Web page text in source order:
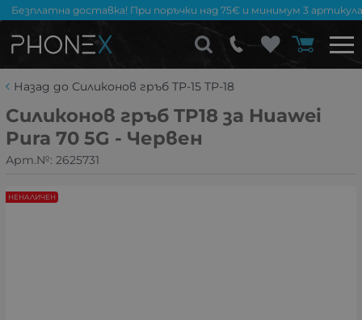
Безплатна доставка! При поръчки над 75€ и минимум 3
Назад до Силиконов гръб TP-15 TP-18
Силиконов гръб TP18 за Huawei
Pura 70 5G - Червен
Арт.№: 2625731
НЕНАЛИЧЕН